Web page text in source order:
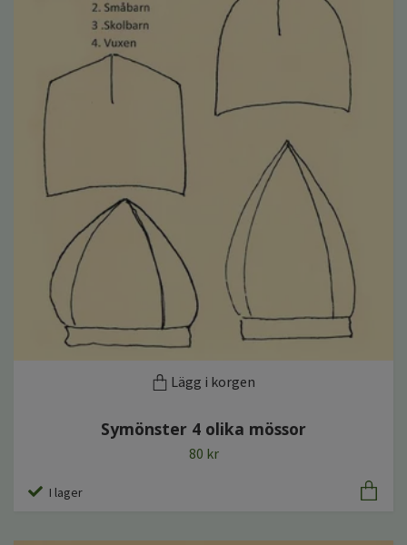
Lägg i korgen
Symönster 4 olika mössor
80 kr
I lager